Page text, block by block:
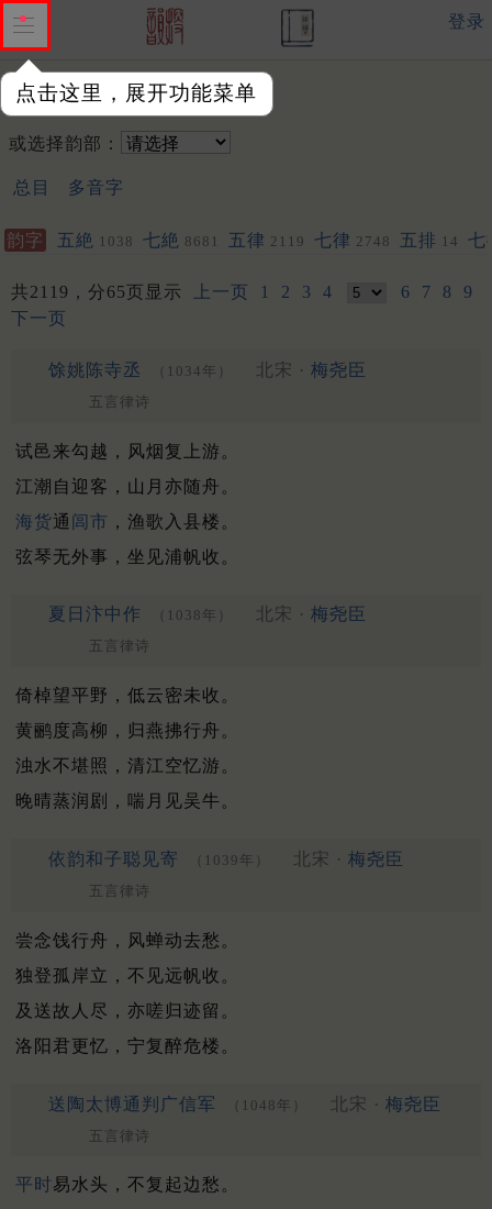
点击这里，展开功能菜单
登录
韵字：
或选择韵部：
总目 多音字
韵字 五絶 1038 七絶 8681 五律 2119 七律 2748 五排 14
七
共2119，分65页显示 上一页 1 2 3 4 6 7 8
9
下一页
馀姚陈寺丞 （1034年） 北宋 · 梅尧臣
五言律诗
试邑来勾越，风烟复上游。
江潮自迎客，山月亦随舟。
海货通 闾市 ，渔歌入县楼。
弦琴无外事，坐见浦帆收。
夏日汴中作 （1038年） 北宋 · 梅尧臣
五言律诗
倚棹望平野，低云密未收。
黄鹂度高柳，归燕拂行舟。
浊水不堪照，清江空忆游。
晚晴蒸润剧，喘月见吴牛。
依韵和子聪见寄 （1039年） 北宋 · 梅尧臣
五言律诗
尝念饯行舟，风蝉动去愁。
独登孤岸立，不见远帆收。
及送故人尽，亦嗟归迹留。
洛阳君更忆，宁复醉危楼。
送陶太博通判广信军 （1048年） 北宋 · 梅尧臣
五言律诗
平时易水头，不复起边愁。